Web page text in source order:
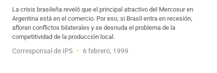
La crisis brasileña reveló que el principal atractivo del Mercosur en
Argentina está en el comercio. Por eso, si Brasil entra en recesión,
afloran conflictos bilaterales y se desnuda el problema de la
competitividad de la producción local.
Corresponsal de IPS 6 febrero, 1999